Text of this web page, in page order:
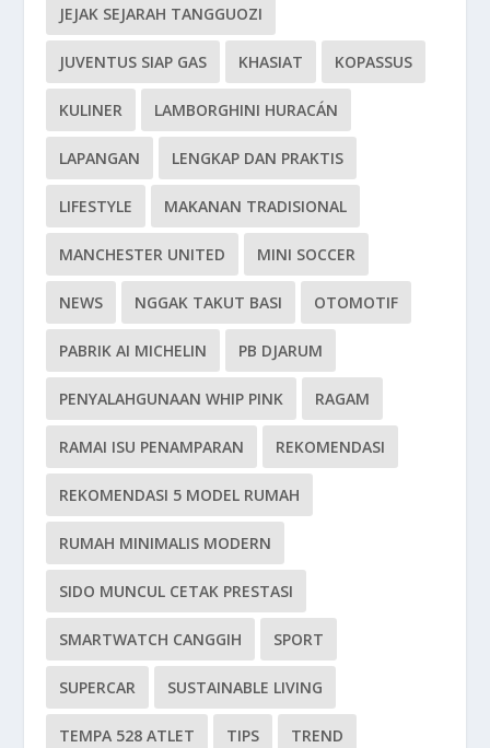
JEJAK SEJARAH TANGGUOZI
JUVENTUS SIAP GAS KHASIAT KOPASSUS
KULINER LAMBORGHINI HURACÁN
LAPANGAN LENGKAP DAN PRAKTIS
LIFESTYLE MAKANAN TRADISIONAL
MANCHESTER UNITED MINI SOCCER
NEWS NGGAK TAKUT BASI OTOMOTIF
PABRIK AI MICHELIN PB DJARUM
PENYALAHGUNAAN WHIP PINK RAGAM
RAMAI ISU PENAMPARAN REKOMENDASI
REKOMENDASI 5 MODEL RUMAH
RUMAH MINIMALIS MODERN
SIDO MUNCUL CETAK PRESTASI
SMARTWATCH CANGGIH SPORT
SUPERCAR SUSTAINABLE LIVING
TEMPA 528 ATLET TIPS TREND